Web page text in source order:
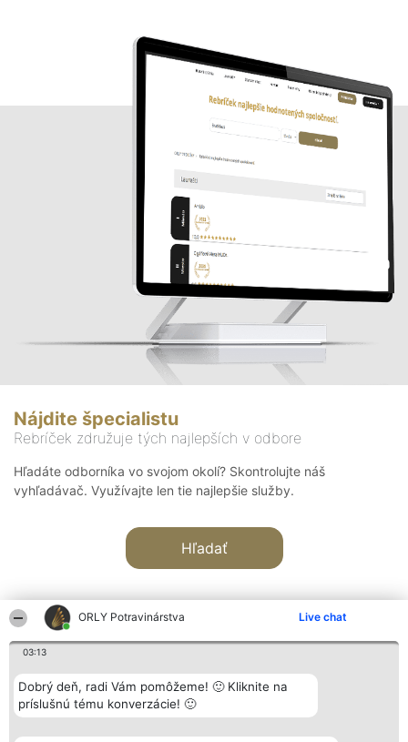
ORLY Potravinárstva Live chat
03:13
Dobrý deň, radi Vám pomôžeme! 🙂 Kliknite na
príslušnú tému konverzácie! 🙂
Nájdite špecialistu
Rebríček združuje tých najlepších v odbore
Hľadáte odborníka vo svojom okolí? Skontrolujte náš
vyhľadávač. Využívajte len tie najlepšie služby.
Hľadať
Organizátor hodnotenia
Bright Side Solutions sp. z o.
o. sp. k.
Wrocław 50-079
Hodnotenie
Laureáti
Lista
Laureatów
Kontakt
Kontakt